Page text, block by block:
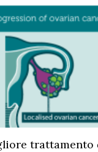
trattamento